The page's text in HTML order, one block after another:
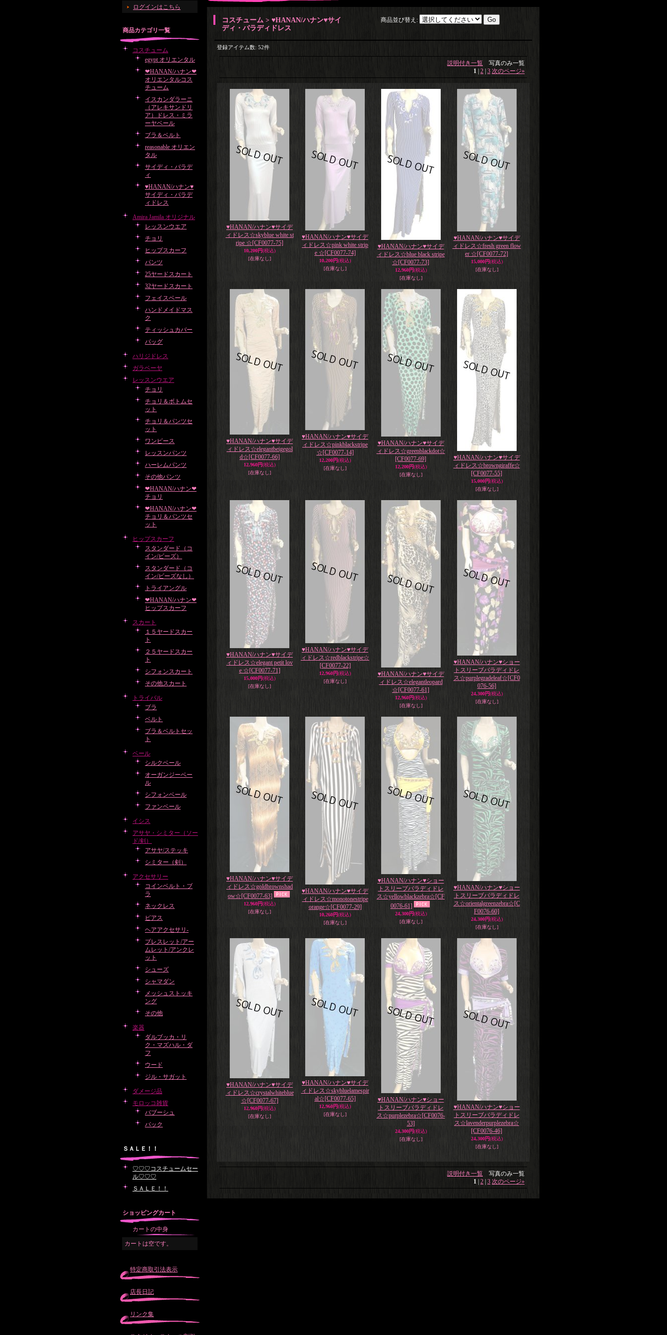
ログインはこちら
商品カテゴリ一覧
コスチューム
egypt オリエンタル
❤HANAN/ハナン❤
オリエンタルコス
チューム
イスカンダラーニ
（アレキサンドリ
ア）ドレス・ミラ
ーヤベール
ブラ＆ベルト
reasonable オリエン
タル
サイディ・バラデ
ィ
♥HANAN/ハナン♥
サイディ・バラデ
ィドレス
Amira Jamila オリジナル
レッスンウエア
チョリ
ヒップスカーフ
パンツ
25ヤードスカート
32ヤードスカート
フェイスベール
ハンドメイドマス
ク
ティッシュカバー
バッグ
ハリジドレス
ガラベーヤ
レッスンウエア
チョリ
チョリ＆ボトムセ
ット
チョリ＆パンツセ
ット
ワンピース
レッスンパンツ
ハーレムパンツ
その他パンツ
❤HANAN/ハナン❤
チョリ
❤HANAN/ハナン❤
チョリ＆パンツセ
ット
ヒップスカーフ
スタンダード（コ
イン/ビーズ）
スタンダード（コ
イン/ビーズなし）
トライアングル
❤HANAN/ハナン❤
ヒップスカーフ
スカート
１５ヤードスカー
ト
２５ヤードスカー
ト
シフォンスカート
その他スカート
トライバル
ブラ
ベルト
ブラ＆ベルトセッ
ト
ベール
シルクベール
オーガンジーベー
ル
シフォンベール
ファンベール
イシス
アサヤ・シミター（ソー
ド/剣）
アサヤ/ステッキ
シミター（剣）
アクセサリー
コインベルト・ブ
ラ
ネックレス
ピアス
ヘアアクセサリ-
ブレスレット/アー
ムレット/アンクレ
ット
シューズ
シャマダン
メッシュストッキ
ング
その他
楽器
ダルブッカ・リ
ク・マズハル・ダ
フ
ウード
ジル・サガット
ダメージ品
モロッコ雑貨
バブーシュ
バック
ＳＡＬＥ！！
♡♡♡コスチュームセー
ル♡♡♡
ＳＡＬＥ！！
ショッピングカート
カートの中身
カートは空です。
特定商取引法表示
店長日記
リンク集
コスチューム > ♥HANAN/ハナン♥サイ
ディ・バラディドレス
商品並び替え :
登録アイテム数: 52件
説明付き一覧 写真のみ一覧
1 2 3 次のページ»
♥HANAN/ハナン♥サイデ
ィドレス☆skyblue white st
ripe ☆[CF0077-75]
10,200円(税込)
[在庫なし]
♥HANAN/ハナン♥サイデ
ィドレス☆pink white strip
e ☆[CF0077-74]
10,200円(税込)
[在庫なし]
♥HANAN/ハナン♥サイデ
ィドレス☆blue black stripe
☆[CF0077-73]
12,960円(税込)
[在庫なし]
♥HANAN/ハナン♥サイデ
ィドレス☆fresh green flow
er ☆[CF0077-72]
15,000円(税込)
[在庫なし]
♥HANAN/ハナン♥サイデ
ィドレス☆elegantbeigegol
d☆[CF0077-66]
12,960円(税込)
[在庫なし]
♥HANAN/ハナン♥サイデ
ィドレス☆pinkblackstripe
☆[CF0077-14]
12,200円(税込)
[在庫なし]
♥HANAN/ハナン♥サイデ
ィドレス☆greenblackdot☆
[CF0077-69]
12,200円(税込)
[在庫なし]
♥HANAN/ハナン♥サイデ
ィドレス☆browngiraffe☆
[CF0077-55]
15,000円(税込)
[在庫なし]
♥HANAN/ハナン♥サイデ
ィドレス☆elegant petit lov
e ☆[CF0077-71]
15,000円(税込)
[在庫なし]
♥HANAN/ハナン♥サイデ
ィドレス☆redblackstripe☆
[CF0077-22]
12,960円(税込)
[在庫なし]
♥HANAN/ハナン♥サイデ
ィドレス☆elegantleopard
☆[CF0077-61]
12,960円(税込)
[在庫なし]
♥HANAN/ハナン♥ショー
トスリーブバラディドレ
ス☆purplegradeleaf☆[CF0
076-56]
24,300円(税込)
[在庫なし]
♥HANAN/ハナン♥サイデ
ィドレス☆goldbrownshad
ow☆[CF0077-63]
12,960円(税込)
[在庫なし]
♥HANAN/ハナン♥サイデ
ィドレス☆monotonestripe
orange☆[CF0077-29]
10,260円(税込)
[在庫なし]
♥HANAN/ハナン♥ショー
トスリーブバラディドレ
ス☆yellowblackzebra☆[CF
0076-61]
24,300円(税込)
[在庫なし]
♥HANAN/ハナン♥ショー
トスリーブバラディドレ
ス☆orientalgreenzebra☆[C
F0076-60]
24,300円(税込)
[在庫なし]
♥HANAN/ハナン♥サイデ
ィドレス☆crystalwhiteblue
☆[CF0077-67]
12,960円(税込)
[在庫なし]
♥HANAN/ハナン♥サイデ
ィドレス☆skybluelamespir
al☆[CF0077-65]
12,960円(税込)
[在庫なし]
♥HANAN/ハナン♥ショー
トスリーブバラディドレ
ス☆purplezebra☆[CF0076-
53]
24,300円(税込)
[在庫なし]
♥HANAN/ハナン♥ショー
トスリーブバラディドレ
ス☆lavenderpurplezebra☆
[CF0076-46]
24,300円(税込)
[在庫なし]
説明付き一覧 写真のみ一覧
1 2 3 次のページ»